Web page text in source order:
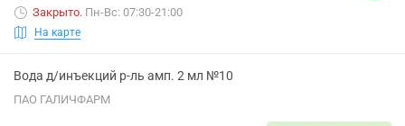
Закрыто. Пн-Вс: 07:30-21:00
На карте
Вода д/инъекций р-ль амп. 2 мл №10
ПАО ГАЛИЧФАРМ